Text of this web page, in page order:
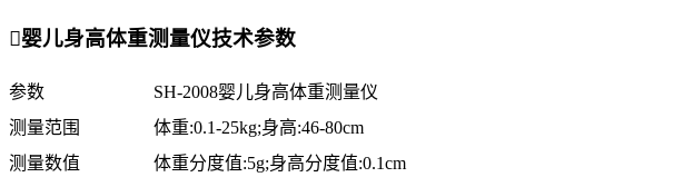
婴儿身高体重测量仪技术参数
参数 SH-2008婴儿身高体重测量仪
测量范围
体重:0.1-25kg;身高:46-80cm
测量数值
体重分度值:5g;身高分度值:0.1cm